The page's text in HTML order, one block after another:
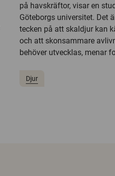
på havskräftor, visar en
Göteborgs universitet. Det
tecken på att skaldjur kan
och att skonsammare
behöver utvecklas, menar
Djur